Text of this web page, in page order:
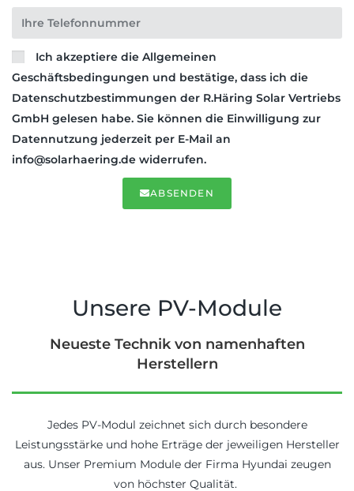
Ich akzeptiere die Allgemeinen
Geschäftsbedingungen und bestätige, dass ich die
Datenschutzbestimmungen der R.Häring Solar Vertriebs
GmbH gelesen habe. Sie können die Einwilligung zur
Datennutzung jederzeit per E-Mail an
info@solarhaering.de widerrufen.
ABSENDEN
Unsere PV-Module
Neueste Technik von namenhaften
Herstellern
Jedes PV-Modul zeichnet sich durch besondere
Leistungsstärke und hohe Erträge der jeweiligen Hersteller
aus. Unser Premium Module der Firma Hyundai zeugen
von höchster Qualität.